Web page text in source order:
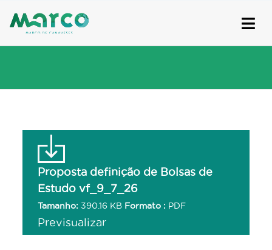
to
Proposta definição de Bolsas de
Estudo vf_9_7_26
Tamanho: 390.16 KB Formato : PDF
Previsualizar